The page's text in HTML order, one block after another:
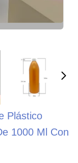
Plástico
1000 Ml Con